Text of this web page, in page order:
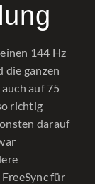
144 Hz
die ganzen
auf 75
richtig
darauf
für